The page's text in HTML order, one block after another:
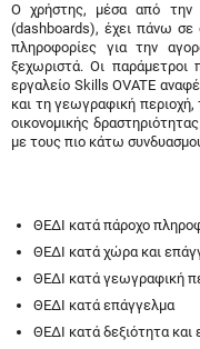
Ο χρήστης, μέσα από την
(dashboards), έχει πάνω σε
πληροφορίες για την
ξεχωριστά. Οι
εργαλείο Skills OVATE
και τη γεωγραφική περιοχή,
οικονομικής
με τους πιο κάτω
ΘΕΔΙ κατά πάροχο
ΘΕΔΙ κατά χώρα και
ΘΕΔΙ κατά γεωγραφική
ΘΕΔΙ κατά επάγγελμα
ΘΕΔΙ κατά δεξιότητα και